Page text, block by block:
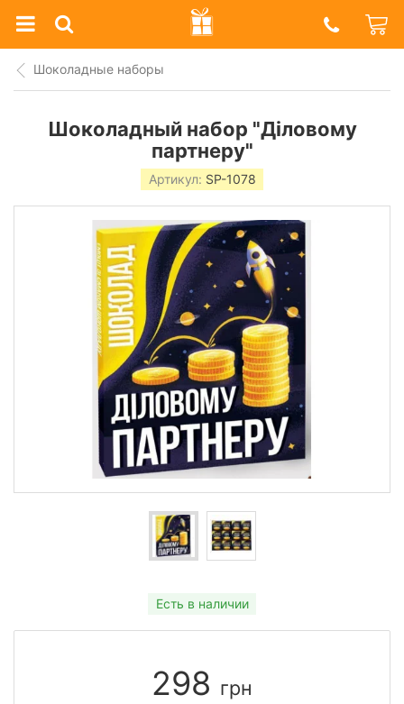
Prazdnik
Shop
Шоколадные наборы
Шоколадный набор "Діловому
партнеру"
Артикул: SP-1078
Есть в наличии
298 грн